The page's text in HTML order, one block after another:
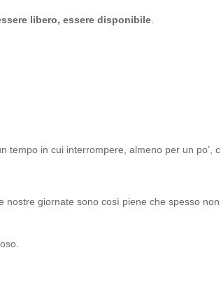
libero, essere disponibile
in cui interrompere, almeno per un po’,
giornate sono così piene che spesso